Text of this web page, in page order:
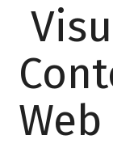
Web